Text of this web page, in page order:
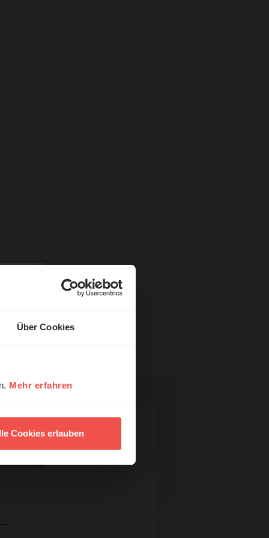
Über Cookies
Mehr erfahren
Cookies erlauben